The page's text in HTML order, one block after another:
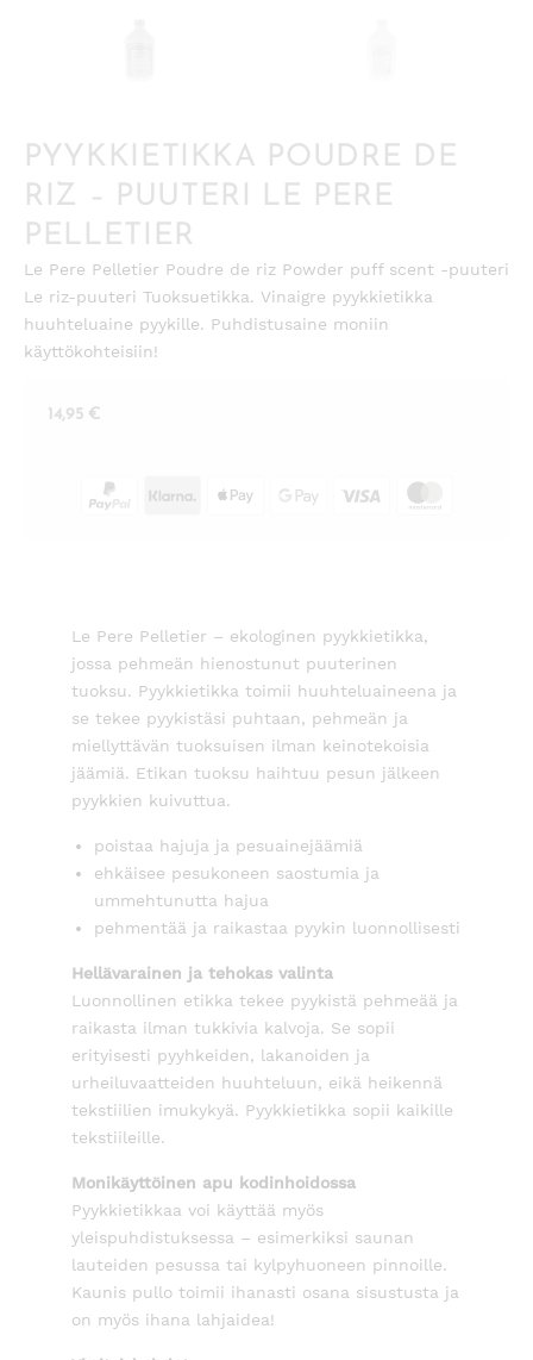
PYYKKIETIKKA POUDRE DE
RIZ – PUUTERI LE PERE
PELLETIER
Le Pere Pelletier Poudre de riz Powder puff scent -puuteri
Le riz-puuteri Tuoksuetikka. Vinaigre pyykkietikka
huuhteluaine pyykille. Puhdistusaine moniin
käyttökohteisiin!
14,95 €
Le Pere Pelletier – ekologinen pyykkietikka,
jossa pehmeän hienostunut puuterinen
tuoksu. Pyykkietikka toimii huuhteluaineena ja
se tekee pyykistäsi puhtaan, pehmeän ja
miellyttävän tuoksuisen ilman keinotekoisia
jäämiä. Etikan tuoksu haihtuu pesun jälkeen
pyykkien kuivuttua.
poistaa hajuja ja pesuainejäämiä
ehkäisee pesukoneen saostumia ja
ummehtunutta hajua
pehmentää ja raikastaa pyykin luonnollisesti
Hellävarainen ja tehokas valinta
Luonnollinen etikka tekee pyykistä pehmeää ja
raikasta ilman tukkivia kalvoja. Se sopii
erityisesti pyyhkeiden, lakanoiden ja
urheiluvaatteiden huuhteluun, eikä heikennä
tekstiilien imukykyä. Pyykkietikka sopii kaikille
tekstiileille.
Monikäyttöinen apu kodinhoidossa
Pyykkietikkaa voi käyttää myös
yleispuhdistuksessa – esimerkiksi saunan
lauteiden pesussa tai kylpyhuoneen pinnoille.
Kaunis pullo toimii ihanasti osana sisustusta ja
on myös ihana lahjaidea!